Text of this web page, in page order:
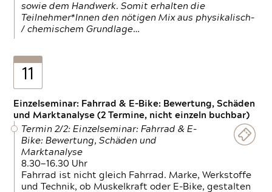
sowie dem Handwerk. Somit erhalten die
Teilnehmer*Innen den nötigen Mix aus physikalisch-
/ chemischem Grundlage…
11
Einzelseminar: Fahrrad & E-Bike: Bewertung, Schäden
und Marktanalyse (2 Termine, nicht einzeln buchbar)
Termin 2/2: Einzelseminar: Fahrrad & E-
Bike: Bewertung, Schäden und
Marktanalyse
8.30—16.30 Uhr
Fahrrad ist nicht gleich Fahrrad. Marke, Werkstoffe
und Technik, ob Muskelkraft oder E-Bike, gestalten